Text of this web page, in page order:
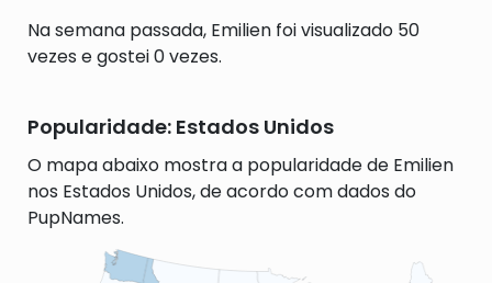
Na semana passada, Emilien foi visualizado 50
vezes e gostei 0 vezes.
Popularidade: Estados Unidos
O mapa abaixo mostra a popularidade de Emilien
nos Estados Unidos, de acordo com dados do
PupNames.